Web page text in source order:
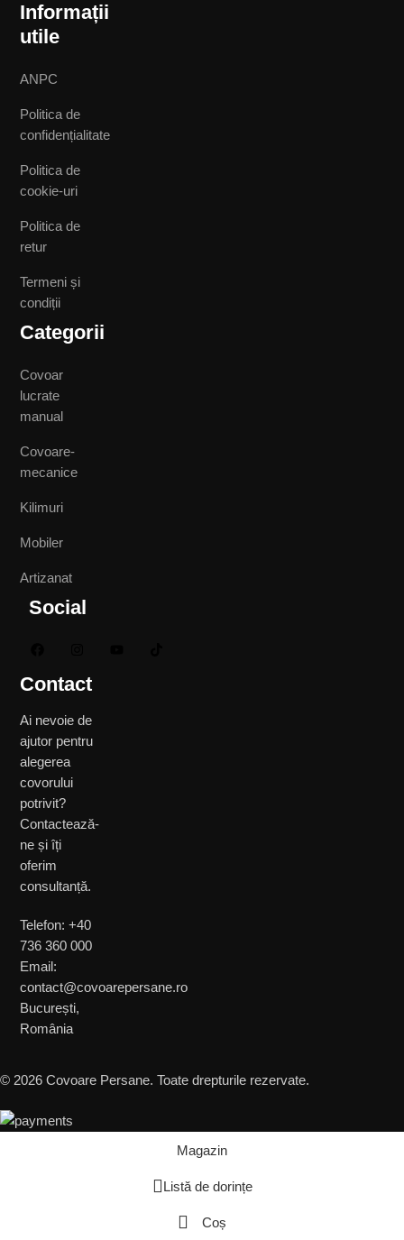
Informații
utile
ANPC
Politica de
confidențialitate
Politica de
cookie-uri
Politica de
retur
Termeni și
condiții
Categorii
Covoar
lucrate
manual
Covoare-
mecanice
Kilimuri
Mobiler
Artizanat
Social
Contact
Ai nevoie de
ajutor pentru
alegerea
covorului
potrivit?
Contactează-
ne și îți
oferim
consultanță.
Telefon: +40
736 360 000
Email:
contact@covoarepersane.ro
București,
România
© 2026 Covoare Persane. Toate drepturile rezervate.
Magazin
Listă de dorințe
Coș